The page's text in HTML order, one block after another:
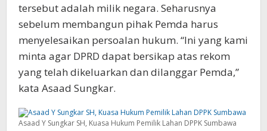
tersebut adalah milik negara. Seharusnya
sebelum membangun pihak Pemda harus
menyelesaikan persoalan hukum. “Ini yang kami
minta agar DPRD dapat bersikap atas rekom
yang telah dikeluarkan dan dilanggar Pemda,”
kata Asaad Sungkar.
Asaad Y Sungkar SH, Kuasa Hukum Pemilik Lahan DPPK Sumbawa